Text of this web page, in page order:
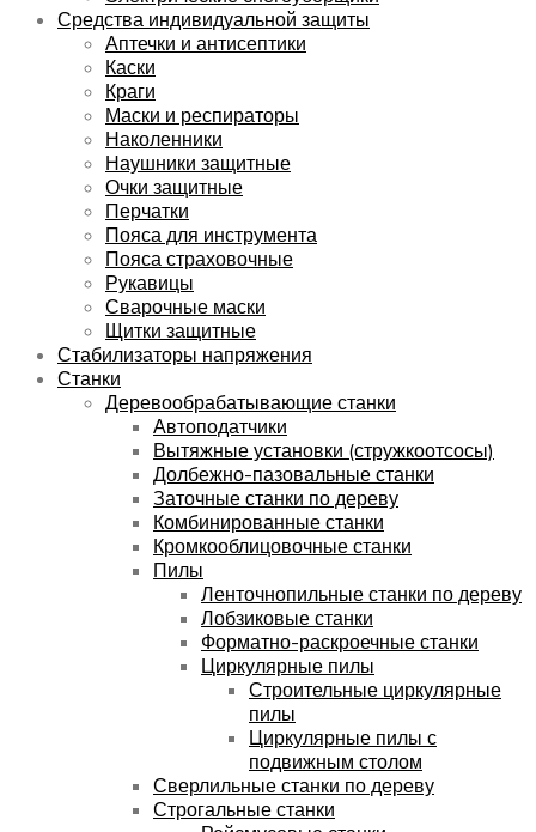
Средства индивидуальной защиты
Аптечки и антисептики
Каски
Краги
Маски и респираторы
Наколенники
Наушники защитные
Очки защитные
Перчатки
Пояса для инструмента
Пояса страховочные
Рукавицы
Сварочные маски
Щитки защитные
Стабилизаторы напряжения
Станки
Деревообрабатывающие станки
Автоподатчики
Вытяжные установки (стружкоотсосы)
Долбежно-пазовальные станки
Заточные станки по дереву
Комбинированные станки
Кромкооблицовочные станки
Пилы
Ленточнопильные станки по дереву
Лобзиковые станки
Форматно-раскроечные станки
Циркулярные пилы
Строительные циркулярные
пилы
Циркулярные пилы с
подвижным столом
Сверлильные станки по дереву
Строгальные станки